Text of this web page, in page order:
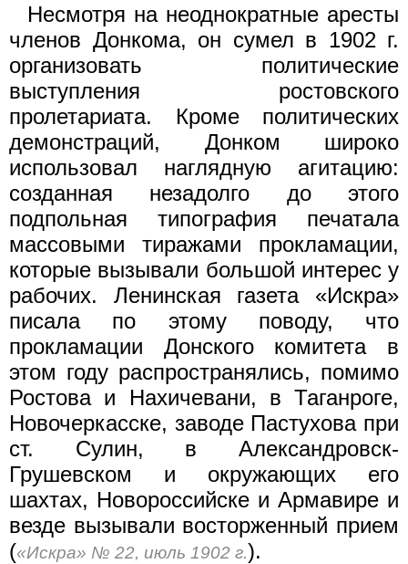
Несмотря на неоднократные аресты
членов Донкома, он сумел в 1902 г.
организовать политические
выступления ростовского
пролетариата. Кроме политических
демонстраций, Донком широко
использовал наглядную агитацию:
созданная незадолго до этого
подпольная типография печатала
массовыми тиражами прокламации,
которые вызывали большой интерес у
рабочих. Ленинская газета «Искра»
писала по этому поводу, что
прокламации Донского комитета в
этом году распространялись, помимо
Ростова и Нахичевани, в Таганроге,
Новочеркасске, заводе Пастухова при
ст. Сулин, в Александровск-
Грушевском и окружающих его
шахтах, Новороссийске и Армавире и
везде вызывали восторженный прием
(«Искра» № 22, июль 1902 г.).